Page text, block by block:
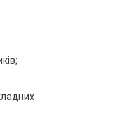
одного
на
їх